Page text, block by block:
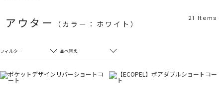
アウター （カラー：ホワイト）
21 Items
フィルター
フリーワード
並べ替え
売れ筋順